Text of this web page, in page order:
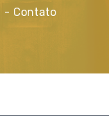
Contato